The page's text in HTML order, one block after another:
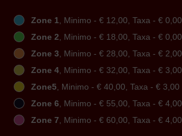
Zone 1, Minimo - € 12,00, Taxa - € 0,00
Zone 2, Minimo - € 18,00, Taxa - € 0,00
Zone 3, Minimo - € 28,00, Taxa - € 2,00
Zone 4, Minimo - € 32,00, Taxa - € 3,00
Zone5, Minimo - € 40,00, Taxa - € 3,00
Zone 6, Minimo - € 55,00, Taxa - € 4,00
Zone 7, Minimo - € 60,00, Taxa - € 4,00